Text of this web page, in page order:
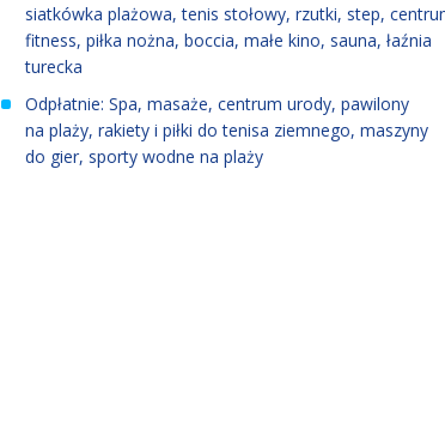
siatkówka plażowa, tenis stołowy, rzutki, step,
fitness, piłka nożna, boccia, małe kino, sauna, łaźnia
turecka
Odpłatnie: Spa, masaże, centrum urody, pawilony
na plaży, rakiety i piłki do tenisa ziemnego, maszyny
do gier, sporty wodne na plaży